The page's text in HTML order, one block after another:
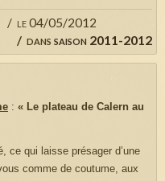
le 04/05/2012
dans saison 2011-2012
: « Le plateau de Calern au
ce qui laisse présager d’une
comme de coutume, aux